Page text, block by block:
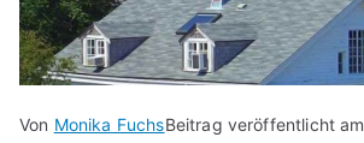
Von Monika FuchsBeitrag veröffentlicht am